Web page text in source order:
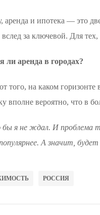
аренда и ипотека — это
вслед за ключевой. Для
ли аренда в городах?
того, на каком
вполне вероятно, что в
бы я не ждал. И проблема
А значит,
РОССИЯ